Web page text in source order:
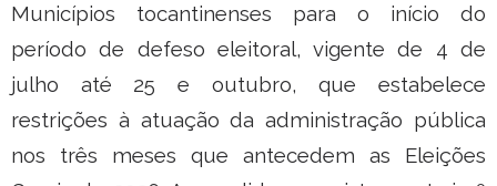
Municípios tocantinenses para o início do
período de defeso eleitoral, vigente de 4 de
julho até 25 e outubro, que estabelece
restrições à atuação da administração pública
nos três meses que antecedem as Eleições